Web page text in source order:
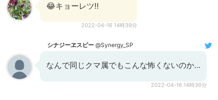
😂キョーレツ‼️
2022-04-16 14時39分
シナジーヱスピー @Synergy_SP
なんで同じクマ属でもこんな怖くないのか…
2022-04-16 14時36分